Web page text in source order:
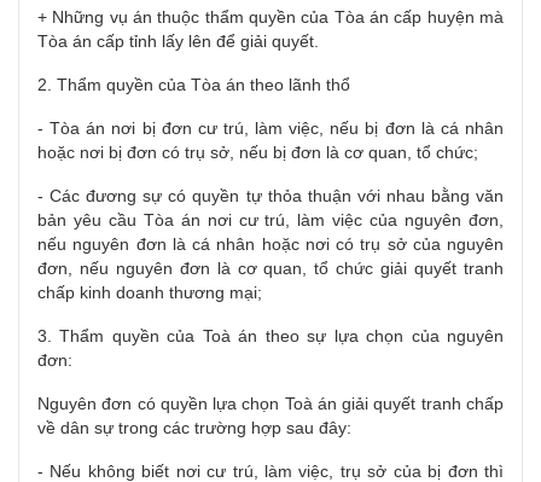
+ Những vụ án thuộc thẩm quyền của Tòa án cấp huyện mà
Tòa án cấp tỉnh lấy lên để giải quyết.
2. Thẩm quyền của Tòa án theo lãnh thổ
- Tòa án nơi bị đơn cư trú, làm việc, nếu bị đơn là cá nhân
hoặc nơi bị đơn có trụ sở, nếu bị đơn là cơ quan, tổ chức;
- Các đương sự có quyền tự thỏa thuận với nhau bằng văn
bản yêu cầu Tòa án nơi cư trú, làm việc của nguyên đơn,
nếu nguyên đơn là cá nhân hoặc nơi có trụ sở của nguyên
đơn, nếu nguyên đơn là cơ quan, tổ chức giải quyết tranh
chấp kinh doanh thương mại;
3. Thẩm quyền của Toà án theo sự lựa chọn của nguyên
đơn:
Nguyên đơn có quyền lựa chọn Toà án giải quyết tranh chấp
về dân sự trong các trường hợp sau đây:
- Nếu không biết nơi cư trú, làm việc, trụ sở của bị đơn thì